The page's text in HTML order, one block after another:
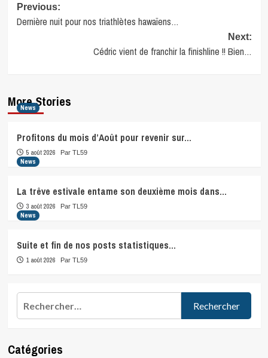
Post
navigation
Previous:
Dernière nuit pour nos triathlètes hawaïens…
Next:
Cédric vient de franchir la finishline !! Bien…
More Stories
News
Profitons du mois d’Août pour revenir sur…
5 août 2026 Par TL59
News
La trêve estivale entame son deuxième mois dans…
3 août 2026 Par TL59
News
Suite et fin de nos posts statistiques…
1 août 2026 Par TL59
Catégories